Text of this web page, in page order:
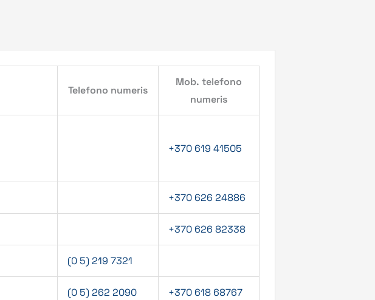
Telefono numeris
Mob. telefono
numeris
+370 619 41505
+370 626 24886
+370 626 82338
(0 5) 219 7321
(0 5) 262 2090 +370 618 68767